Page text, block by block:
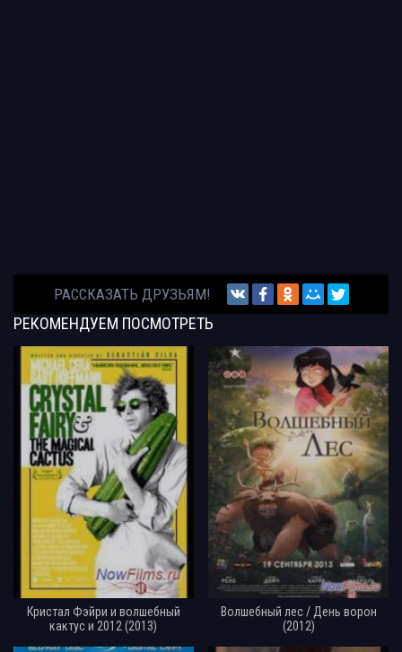
РАССКАЗАТЬ ДРУЗЬЯМ!
РЕКОМЕНДУЕМ ПОСМОТРЕТЬ
Кристал Фэйри и волшебный
кактус и 2012 (2013)
Волшебный лес / День ворон
(2012)